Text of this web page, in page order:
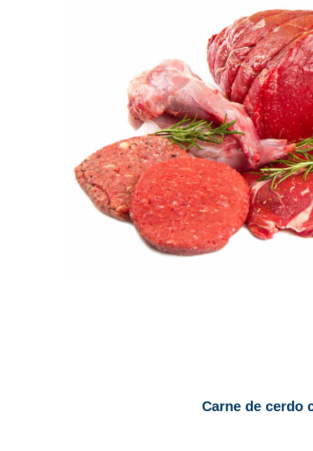
Carne de cerdo